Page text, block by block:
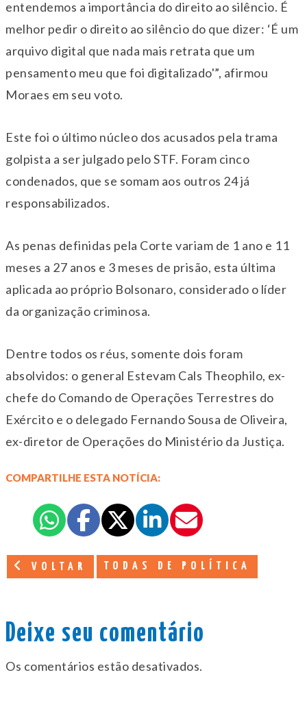
entendemos a importância do direito ao silêncio. É
melhor pedir o direito ao silêncio do que dizer: ‘É um
arquivo digital que nada mais retrata que um
pensamento meu que foi digitalizado'”, afirmou
Moraes em seu voto.
Este foi o último núcleo dos acusados pela trama
golpista a ser julgado pelo STF. Foram cinco
condenados, que se somam aos outros 24 já
responsabilizados.
As penas definidas pela Corte variam de 1 ano e 11
meses a 27 anos e 3 meses de prisão, esta última
aplicada ao próprio Bolsonaro, considerado o líder
da organização criminosa.
Dentre todos os réus, somente dois foram
absolvidos: o general Estevam Cals Theophilo, ex-
chefe do Comando de Operações Terrestres do
Exército e o delegado Fernando Sousa de Oliveira,
ex-diretor de Operações do Ministério da Justiça.
COMPARTILHE ESTA NOTÍCIA:
VOLTAR TODAS DE POLÍTICA
Deixe seu comentário
Os comentários estão desativados.